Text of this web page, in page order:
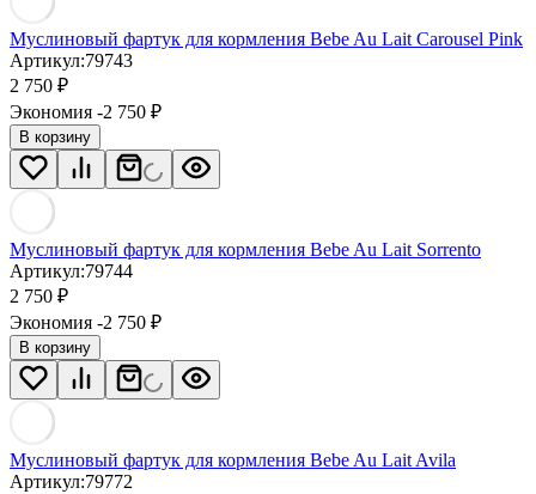
Муслиновый фартук для кормления Bebe Au Lait Carousel Pink
Артикул:79743
2 750 ₽
Экономия -2 750 ₽
В корзину
Муслиновый фартук для кормления Bebe Au Lait Sorrento
Артикул:79744
2 750 ₽
Экономия -2 750 ₽
В корзину
Муслиновый фартук для кормления Bebe Au Lait Avila
Артикул:79772